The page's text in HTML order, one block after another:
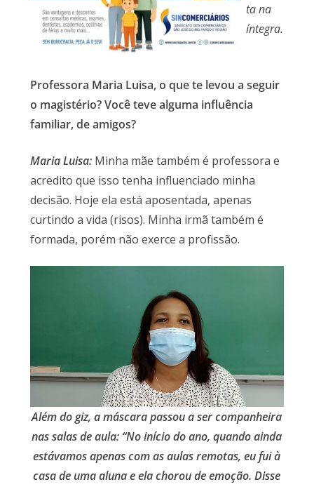
ta na
íntegra.
Professora Maria Luisa, o que te levou a seguir
o magistério? Você teve alguma influência
familiar, de amigos?
Maria Luisa:Minha mãe também é professora e
acredito que isso tenha influenciado minha
decisão. Hoje ela está aposentada, apenas
curtindo a vida (risos). Minha irmã também é
formada, porém não exerce a profissão.
Além do giz, a máscara passou a ser companheira
nas salas de aula: “No início do ano, quando ainda
estávamos apenas com as aulas remotas, eu fui à
casa de uma aluna e ela chorou de emoção. Disse